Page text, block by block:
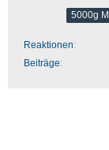
5000g
Reaktionen
Beiträge